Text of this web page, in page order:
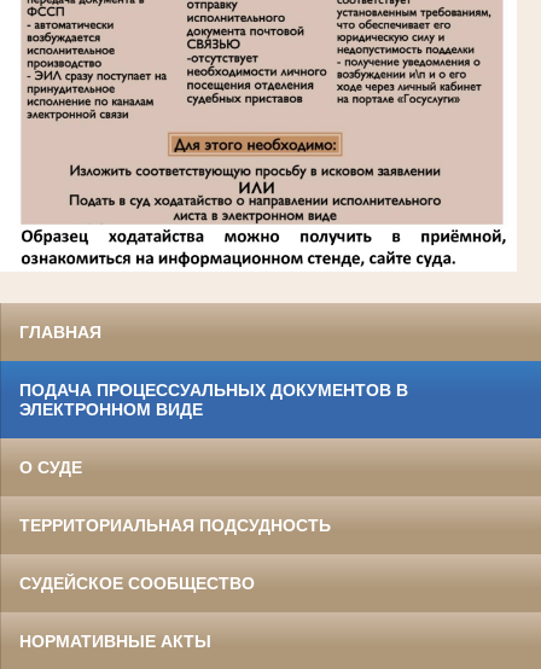
ГЛАВНАЯ
ПОДАЧА ПРОЦЕССУАЛЬНЫХ ДОКУМЕНТОВ В
ЭЛЕКТРОННОМ ВИДЕ
О СУДЕ
ТЕРРИТОРИАЛЬНАЯ ПОДСУДНОСТЬ
СУДЕЙСКОЕ СООБЩЕСТВО
НОРМАТИВНЫЕ АКТЫ